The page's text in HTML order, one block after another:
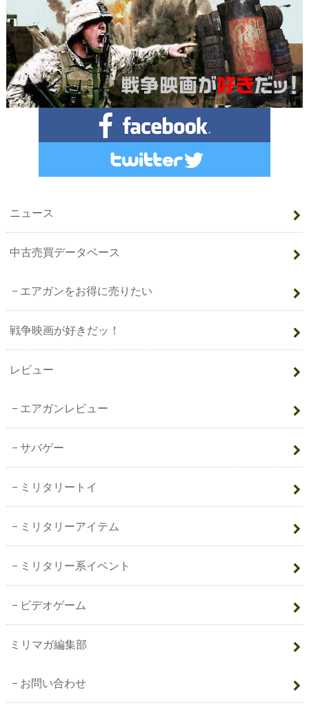
ニュース
中古売買データベース
エアガンをお得に売りたい
戦争映画が好きだッ！
レビュー
エアガンレビュー
サバゲー
ミリタリートイ
ミリタリーアイテム
ミリタリー系イベント
ビデオゲーム
ミリマガ編集部
お問い合わせ